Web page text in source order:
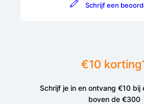
Schrijf een
€10
Schrijf je in en ontvang €10 bij
boven de €300